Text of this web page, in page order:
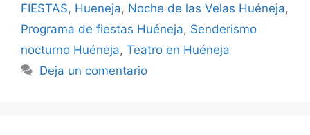
FIESTAS, Hueneja, Noche de las Velas Huéneja,
Programa de fiestas Huéneja, Senderismo
nocturno Huéneja, Teatro en Huéneja
Deja un comentario